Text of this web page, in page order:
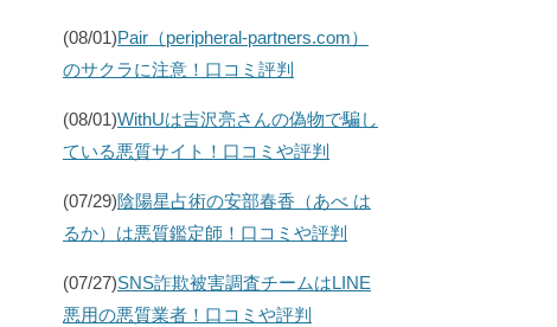
(08/01)Pair（peripheral-partners.com）
のサクラに注意！口コミ評判
(08/01)WithUは吉沢亮さんの偽物で騙し
ている悪質サイト！口コミや評判
(07/29)陰陽星占術の安部春香（あべ は
るか）は悪質鑑定師！口コミや評判
(07/27)SNS詐欺被害調査チームはLINE
悪用の悪質業者！口コミや評判